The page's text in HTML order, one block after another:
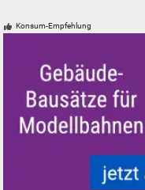
Konsum-Empfehlung